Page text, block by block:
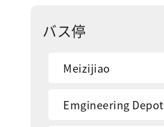
バス停
Meizijiao
Emgineering Depot